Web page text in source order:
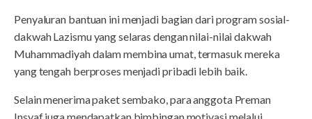
Penyaluran bantuan ini menjadi bagian dari program sosial-
dakwah Lazismu yang selaras dengan nilai-nilai dakwah
Muhammadiyah dalam membina umat, termasuk mereka
yang tengah berproses menjadi pribadi lebih baik.
Selain menerima paket sembako, para anggota Preman